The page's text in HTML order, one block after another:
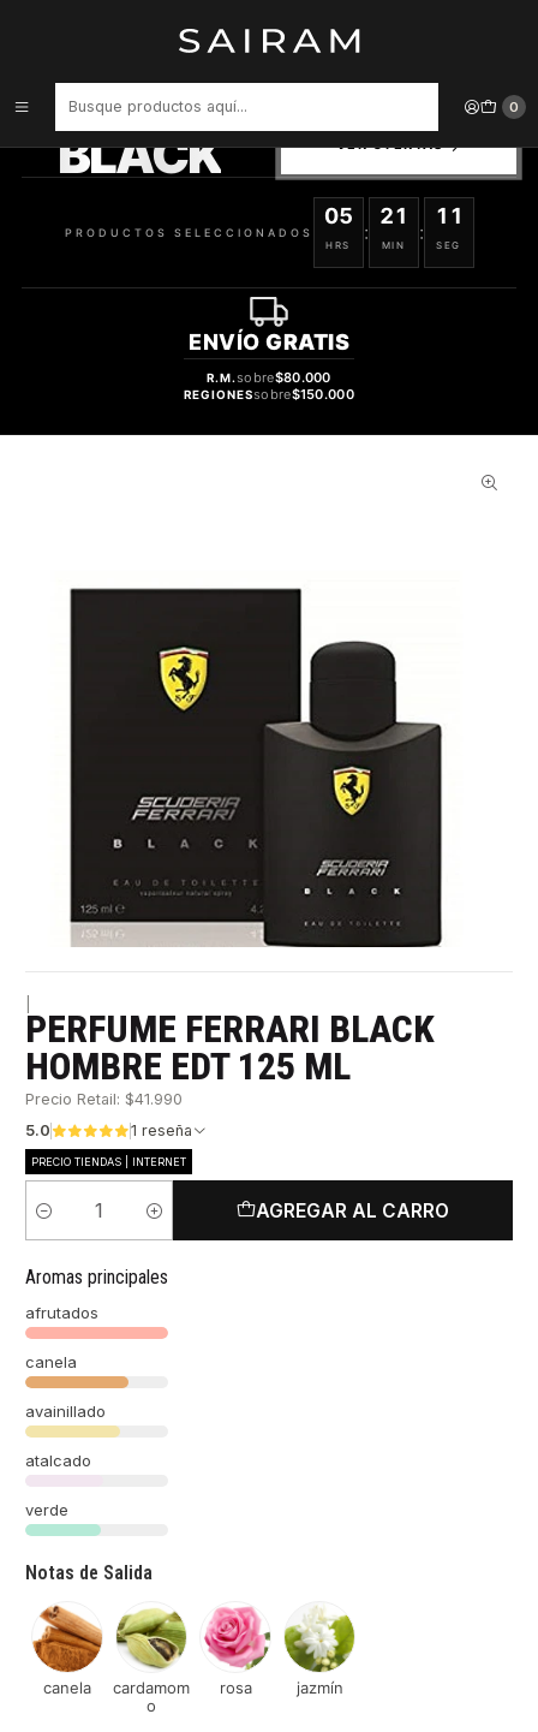
0
Perfume Ferrari Black Hombre Edt 125 ml
BLACK
SELECCIONADOS
PRODUCTOS SELECCIONADOS
05
HRS
:
21
MIN
:
11
SEG
ENVÍO GRATIS
R.M.sobre$80.000
REGIONESsobre$150.000
PERFUME FERRARI BLACK
HOMBRE EDT 125 ML
Precio Retail: $41.990
5.0
1 reseña
PRECIO TIENDAS | INTERNET
Cantidad
AGREGAR AL CARRO
Aromas principales
afrutados
canela
avainillado
atalcado
verde
Notas de Salida
canela
cardamom
o
rosa jazmín